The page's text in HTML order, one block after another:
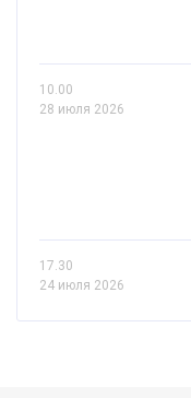
10.00
28 июля 2026
17.30
24 июля 2026